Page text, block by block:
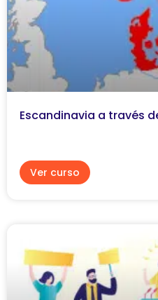
Escandinavia a través
Ver curso